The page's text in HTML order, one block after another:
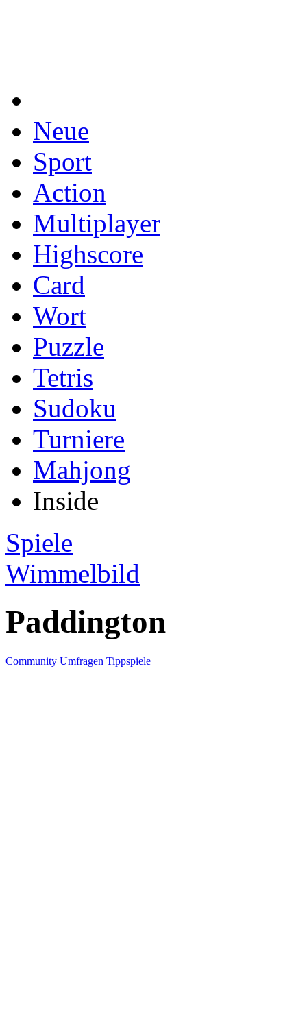
Neue
Sport
Action
Multiplayer
Highscore
Card
Wort
Puzzle
Tetris
Sudoku
Turniere
Mahjong
Inside
Spiele
Wimmelbild
Paddington
Community Umfragen Tippspiele